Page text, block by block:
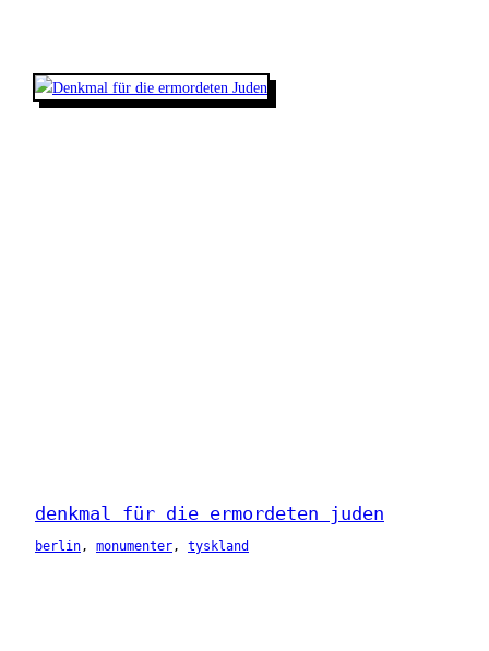
denkmal für die ermordeten juden
berlin , monumenter , tyskland